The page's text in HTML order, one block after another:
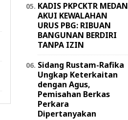
KADIS PKPCKTR MEDAN
AKUI KEWALAHAN
URUS PBG: RIBUAN
BANGUNAN BERDIRI
TANPA IZIN
Sidang Rustam-Rafika
Ungkap Keterkaitan
dengan Agus,
Pemisahan Berkas
Perkara
Dipertanyakan